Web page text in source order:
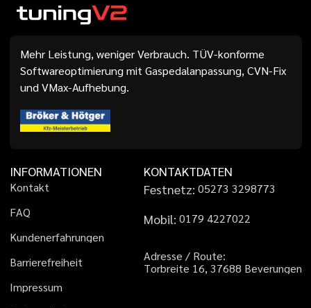
Mehr Leistung, weniger Verbrauch. TÜV-konforme
Softwareoptimierung mit Gaspedalanpassung, CVN-Fix
und VMax-Aufhebung.
INFORMATIONEN
Kontakt
FAQ
Kundenerfahrungen
Barrierefreiheit
Impressum
KONTAKTDATEN
Festnetz: 05273 3298773
Mobil: 01 79 4227022
Adresse / Route:
Torbreite 16, 37688 Beverungen